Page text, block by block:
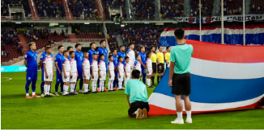
มีนาคม 2568 ณ หาดจอมเทียน เมืองพัทยา จังหวัดชลบุรี